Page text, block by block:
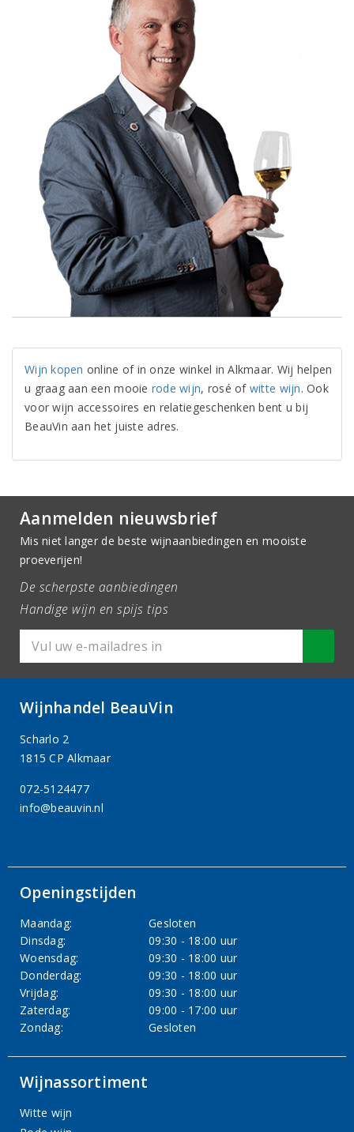
Wijn kopen online of in onze winkel in Alkmaar. Wij helpen
u graag aan een mooie rode wijn, rosé of witte wijn. Ook
voor wijn accessoires en relatiegeschenken bent u bij
BeauVin aan het juiste adres.
Aanmelden nieuwsbrief
Mis niet langer de beste wijnaanbiedingen en mooiste
proeverijen!
De scherpste aanbiedingen
Handige wijn en spijs tips
Wijnhandel BeauVin
Scharlo 2
1815 CP Alkmaar
072-5124477
info@beauvin.nl
Openingstijden
Maandag:
Gesloten
Dinsdag:
09:30 - 18:00 uur
Woensdag:
09:30 - 18:00 uur
Donderdag:
09:30 - 18:00 uur
Vrijdag:
09:30 - 18:00 uur
Zaterdag:
09:00 - 17:00 uur
Zondag:
Gesloten
Wijnassortiment
Witte wijn